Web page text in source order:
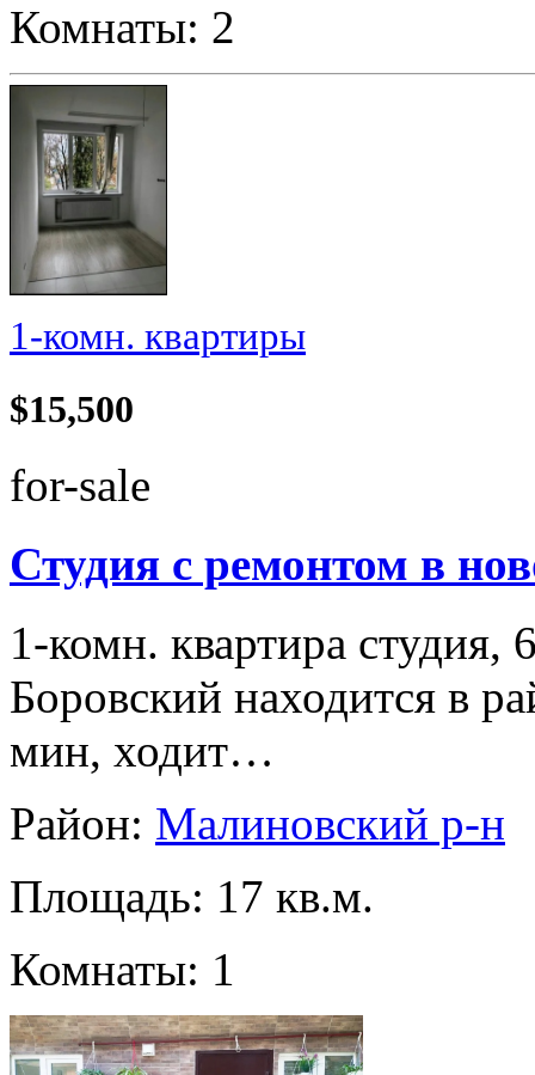
Комнаты: 2
1-комн. квартиры
$15,500
for-sale
Студия с ремонтом в
1-комн. квартира
Боровский находится в
мин, ходит…
Район: Малиновский р-н
Площадь: 17 кв.м.
Комнаты: 1